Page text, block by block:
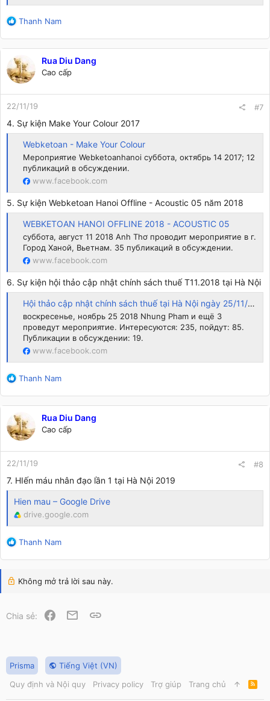
R
a
t
i
o
n
s
:
Thanh Nam
Rua Diu Dang
Cao cấp
22/11/19 #7
4. Sự kiện Make Your Colour 2017
Webketoan - Make Your Colour
Мероприятие Webketoanhanoi суббота, октябрь 14 2017; 12
публикаций в обсуждении.
www.facebook.com
5. Sự kiện Webketoan Hanoi Offline - Acoustic 05 năm 2018
WEBKETOAN HANOI OFFLINE 2018 - ACOUSTIC 05
суббота, август 11 2018 Anh Thơ проводит мероприятие в г.
Город Ханой, Вьетнам. 35 публикаций в обсуждении.
www.facebook.com
6. Sự kiện hội thảo cập nhật chính sách thuế T11.2018 tại Hà Nội
Hội thảo cập nhật chính sách thuế tại Hà Nội ngày 25/11/2018
воскресенье, ноябрь 25 2018 Nhung Pham и ещё 3
проведут мероприятие. Интересуются: 235, пойдут: 85.
Публикации в обсуждении: 19.
www.facebook.com
R
a
t
i
o
n
s
:
Thanh Nam
Rua Diu Dang
Cao cấp
22/11/19 #8
7. HIến máu nhân đạo lần 1 tại Hà Nội 2019
Hien mau – Google Drive
drive.google.com
R
a
t
n
Thanh Nam
Không mở trả lời sau này.
Chia sẻ: Facebook
Email
Prisma
Tiếng Việt (VN)
Quy định và Nội quy
Privacy policy Trợ giúp Trang chủ
R
S